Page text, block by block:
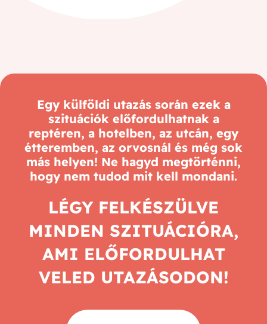
Egy külföldi utazás során ezek a
szituációk előfordulhatnak a
reptéren, a hotelben, az utcán, egy
étteremben, az orvosnál és még sok
más helyen! Ne hagyd megtörténni,
hogy nem tudod mit kell mondani.
LÉGY FELKÉSZÜLVE
MINDEN SZITUÁCIÓRA,
AMI ELŐFORDULHAT
VELED UTAZÁSODON!